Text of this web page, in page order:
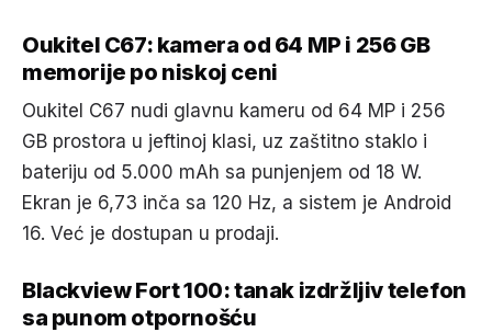
Oukitel C67: kamera od 64 MP i 256 GB
memorije po niskoj ceni
Oukitel C67 nudi glavnu kameru od 64 MP i 256
GB prostora u jeftinoj klasi, uz zaštitno staklo i
bateriju od 5.000 mAh sa punjenjem od 18 W.
Ekran je 6,73 inča sa 120 Hz, a sistem je Android
16. Već je dostupan u prodaji.
Blackview Fort 100: tanak izdržljiv telefon
sa punom otpornošću